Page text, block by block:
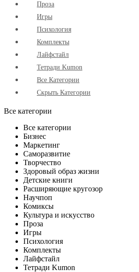
Проза
Игры
Психология
Комплекты
Лайфстайл
Тетради Kumon
Все Категории
Скрыть Категории
Все категории
Все категории
Бизнес
Маркетинг
Саморазвитие
Творчество
Здоровый образ жизни
Детские книги
Расширяющие кругозор
Научпоп
Комиксы
Культура и искусство
Проза
Игры
Психология
Комплекты
Лайфстайл
Тетради Kumon